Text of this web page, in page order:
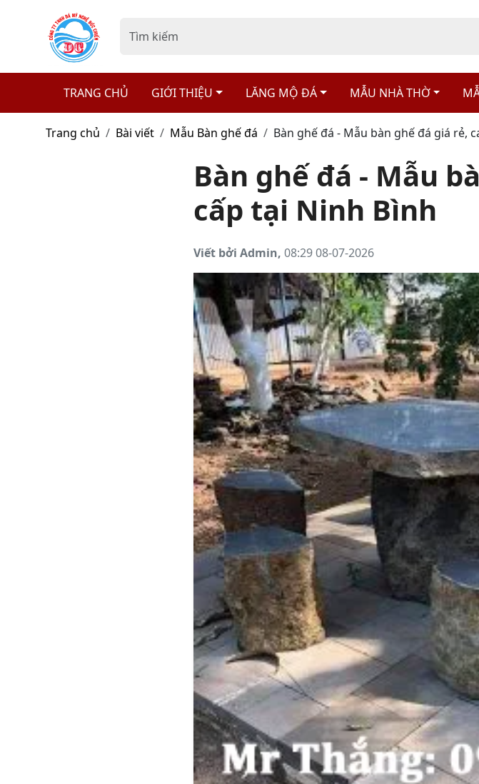
TRANG CHỦ GIỚI THIỆU LĂNG MỘ ĐÁ MẪU NHÀ THỜ
Trang chủ Bài viết Mẫu Bàn ghế đá Bàn ghế đá - Mẫu bàn ghế đá giá rẻ,
Bàn ghế đá - Mẫu
cấp tại Ninh Bình
Viết bởi Admin, 08:29 08-07-2026